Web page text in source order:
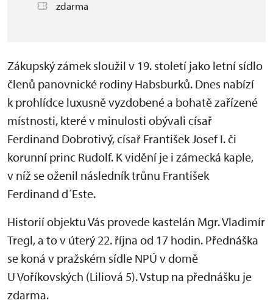
zdarma
Zákupský zámek sloužil v 19. století jako letní sídlo
členů panovnické rodiny Habsburků. Dnes nabízí
k prohlídce luxusně vyzdobené a bohatě zařízené
místnosti, které v minulosti obývali císař
Ferdinand Dobrotivý, císař František Josef I. či
korunní princ Rudolf. K vidění je i zámecká kaple,
v níž se oženil následník trůnu František
Ferdinand d´Este.
Historií objektu Vás provede kastelán Mgr. Vladimír
Tregl, a to v úterý 22. října od 17 hodin. Přednáška
se koná v pražském sídle NPÚ v domě
U Voříkovských (Liliová 5). Vstup na přednášku je
zdarma.